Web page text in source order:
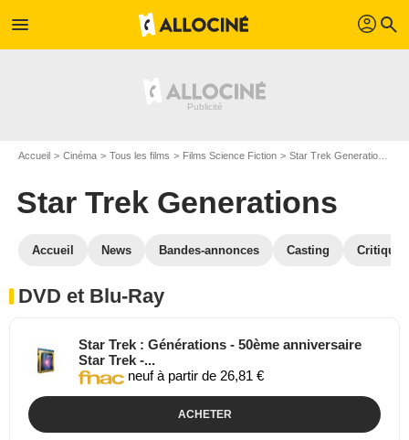
menu profil search
Accueil Cinéma Tous les films Films Science Fiction Star Trek Generations
Star Trek Generations
Accueil News Bandes-annonces Casting
DVD et Blu-Ray
Star Trek : Générations - 50ème anniversaire
Star Trek -...
neuf à partir de 26,81 €
ACHETER